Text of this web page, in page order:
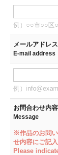
例）○○市○○区
メールアドレス
E-mail address
例）
お問合わせ内容
Message
※作品のお問
せ内容にご記入
Please